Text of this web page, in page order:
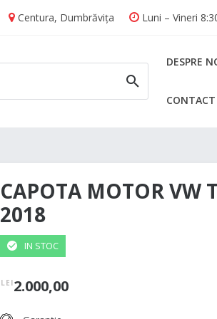
Centura, Dumbrăvița Luni – Vineri
CAUTĂ
DESPRE
CONTACT
CAPOTA MOTOR VW
2018
IN STOC
LEI2.000,00